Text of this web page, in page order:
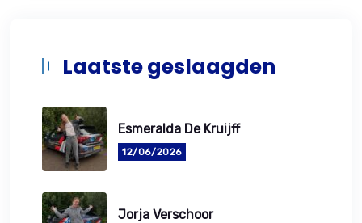
Laatste geslaagden
Esmeralda De Kruijff
12/06/2026
Jorja Verschoor